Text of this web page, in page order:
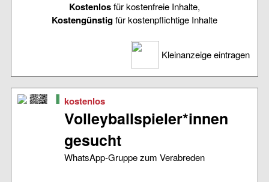
Kostenlosfür kostenfreie Inhalte,
Kostengünstigfür kostenpflichtige Inhalte
Kleinanzeige eintragen
kostenlos
Volleyballspieler*innen
gesucht
WhatsApp-Gruppe zum Verabreden